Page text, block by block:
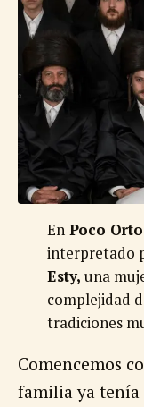
EnPoco
interpretado
Esty, una
complejidad
tradiciones
Comencemos
familia ya